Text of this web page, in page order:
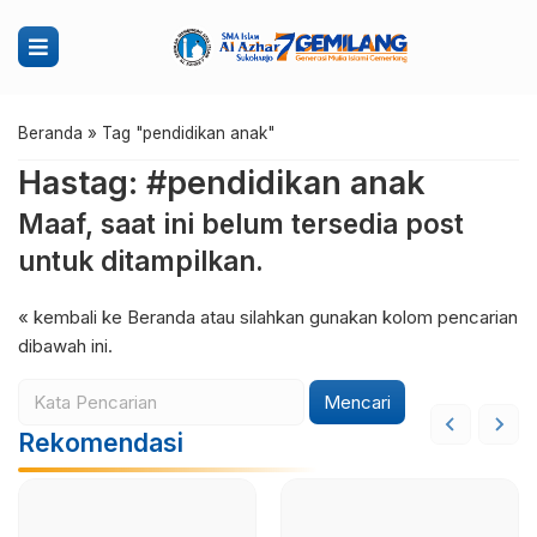
Beranda » Tag "pendidikan anak"
Hastag: #pendidikan anak
Maaf, saat ini belum tersedia post
untuk ditampilkan.
« kembali ke Beranda atau silahkan gunakan kolom pencarian
dibawah ini.
Mencari
Rekomendasi